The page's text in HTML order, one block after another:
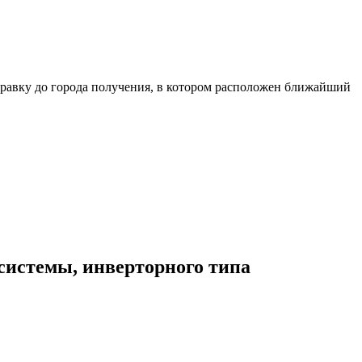
до города получения, в котором расположен ближайший
инверторного типа